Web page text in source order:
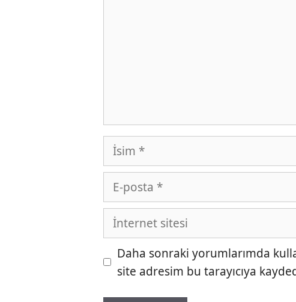
İsim
posta
İnternet
sitesi
Daha sonraki yorumlarımda
site adresim bu tarayıcıya